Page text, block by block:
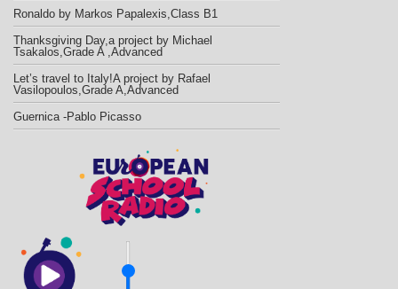
Ronaldo by Markos Papalexis,Class B1
Thanksgiving Day,a project by Michael
Tsakalos,Grade A ,Advanced
Let’s travel to Italy!A project by Rafael
Vasilopoulos,Grade A,Advanced
Guernica -Pablo Picasso